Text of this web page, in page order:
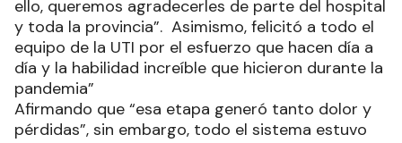
ello, queremos agradecerles de parte del hospital
y toda la provincia”. Asimismo, felicitó a todo el
equipo de la UTI por el esfuerzo que hacen día a
día y la habilidad increíble que hicieron durante la
pandemia”
Afirmando que “esa etapa generó tanto dolor y
pérdidas”, sin embargo, todo el sistema estuvo